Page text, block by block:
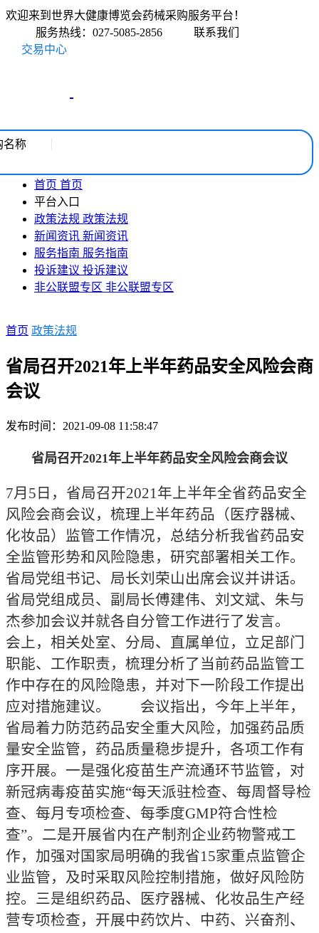
欢迎来到世界大健康博览会药械采购服务平台！
服务热线：027-5085-2856
联系我们
交易中心
名称
首页 首页
平台入口
政策法规 政策法规
新闻资讯 新闻资讯
服务指南 服务指南
投诉建议 投诉建议
非公联盟专区 非公联盟专区
首页 政策法规
省局召开2021年上半年药品安全风险会商
会议
发布时间：2021-09-08 11:58:47
省局召开2021年上半年药品安全风险会商会议
7月5日，省局召开2021年上半年全省药品安全
风险会商会议，梳理上半年药品（医疗器械、
化妆品）监管工作情况，总结分析我省药品安
全监管形势和风险隐患，研究部署相关工作。
省局党组书记、局长刘荣山出席会议并讲话。
省局党组成员、副局长傅建伟、刘文斌、朱与
杰参加会议并就各自分管工作进行了发言。
会上，相关处室、分局、直属单位，立足部门
职能、工作职责，梳理分析了当前药品监管工
作中存在的风险隐患，并对下一阶段工作提出
应对措施建议。 会议指出，今年上半年，
省局着力防范药品安全重大风险，加强药品质
量安全监管，药品质量稳步提升，各项工作有
序开展。一是强化疫苗生产流通环节监管，对
新冠病毒疫苗实施“每天派驻检查、每周督导检
查、每月专项检查、每季度GMP符合性检
查”。二是开展省内在产制剂企业药物警戒工
作，加强对国家局明确的我省15家重点监管企
业监管，及时采取风险控制措施，做好风险防
控。三是组织药品、医疗器械、化妆品生产经
营专项检查，开展中药饮片、中药、兴奋剂、